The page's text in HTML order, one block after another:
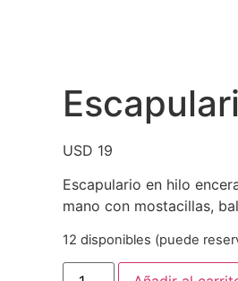
USD 19
Escapulario en hilo
mano con mostacillas,
12 disponibles (puede